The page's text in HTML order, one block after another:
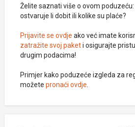
Želite saznati više o ovom poduzeću:
ostvaruje li dobit ili kolike su plaće?
Prijavite se ovdje ako već imate
zatražite svoj paketi osigurajte
drugim podacima!
Primjer kako poduzeće izgleda za
možete pronaći ovdje